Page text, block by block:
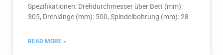
Spezifikationen: Drehdurchmesser über Bett (mm):
305, Drehlänge (mm): 500, Spindelbohrung (mm): 28
READ MORE »